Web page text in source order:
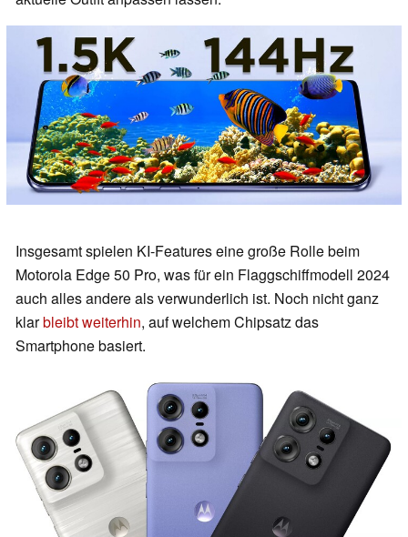
Insgesamt spielen KI-Features eine große Rolle beim
Motorola Edge 50 Pro, was für ein Flaggschiffmodell 2024
auch alles andere als verwunderlich ist. Noch nicht ganz
klarbleibt weiterhin, auf welchem Chipsatz das
Smartphone basiert.